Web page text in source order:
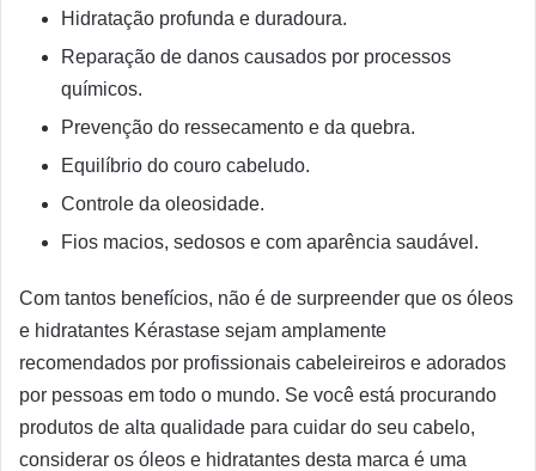
Hidratação profunda e duradoura.
Reparação de danos causados por processos
químicos.
Prevenção do ressecamento e da quebra.
Equilíbrio do couro cabeludo.
Controle da oleosidade.
Fios macios, sedosos e com aparência saudável.
Com tantos benefícios, não é de surpreender que os óleos
e hidratantes Kérastase sejam amplamente
recomendados por profissionais cabeleireiros e adorados
por pessoas em todo o mundo. Se você está procurando
produtos de alta qualidade para cuidar do seu cabelo,
considerar os óleos e hidratantes desta marca é uma